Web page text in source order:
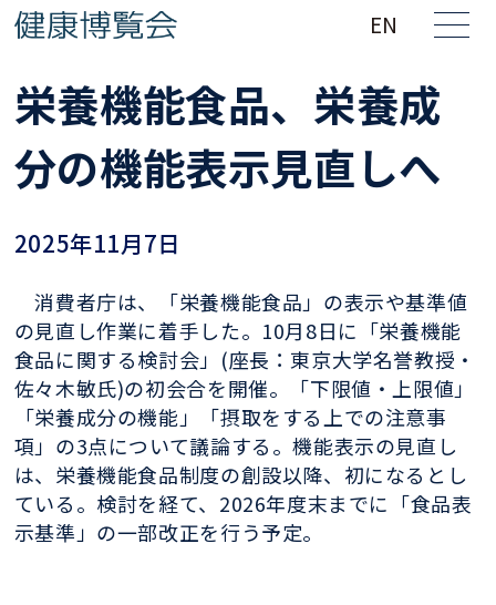
EN
栄養機能食品、栄養成
分の機能表示見直しへ
2025年11月7日
消費者庁は、「栄養機能食品」の表示や基準値
の見直し作業に着手した。10月8日に「栄養機能
食品に関する検討会」(座長：東京大学名誉教授・
佐々木敏氏)の初会合を開催。「下限値・上限値」
「栄養成分の機能」「摂取をする上での注意事
項」の3点について議論する。機能表示の見直し
は、栄養機能食品制度の創設以降、初になるとし
ている。検討を経て、2026年度末までに「食品表
示基準」の一部改正を行う予定。